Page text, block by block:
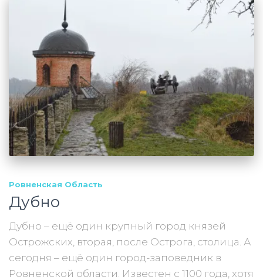
Ровненская Область
Дубно
Дубно – ещё один крупный город князей
Острожских, вторая, после Острога, столица. А
сегодня – ещё один город-заповедник в
Ровненской области. Известен с 1100 года, хотя